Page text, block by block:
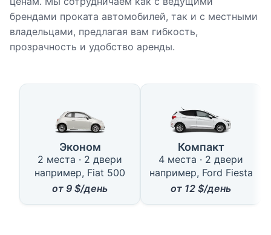
брендами проката автомобилей, так и с местными
владельцами, предлагая вам гибкость,
прозрачность и удобство аренды.
Доступные типы
Эконом
2 места · 2 двери
например, Fiat 500
от 9 $/день
Компакт
4 места · 2 двери
например, Ford Fiesta
от 12 $/день